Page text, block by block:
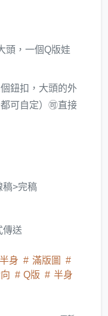
頭，一個Q版娃
鈕扣，大頭的外
可自定）🉑直接
>完稿
傳送
半身
滿版圖
Q版
半身